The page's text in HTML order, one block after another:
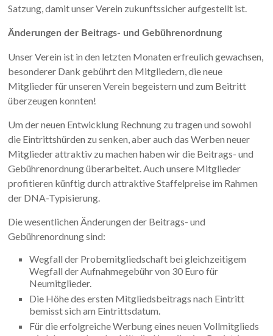
Satzung, damit unser Verein zukunftssicher aufgestellt ist.
Änderungen der Beitrags- und Gebührenordnung
Unser Verein ist in den letzten Monaten erfreulich gewachsen,
besonderer Dank gebührt den Mitgliedern, die neue
Mitglieder für unseren Verein begeistern und zum Beitritt
überzeugen konnten!
Um der neuen Entwicklung Rechnung zu tragen und sowohl
die Eintrittshürden zu senken, aber auch das Werben neuer
Mitglieder attraktiv zu machen haben wir die Beitrags- und
Gebührenordnung überarbeitet. Auch unsere Mitglieder
profitieren künftig durch attraktive Staffelpreise im Rahmen
der DNA-Typisierung.
Die wesentlichen Änderungen der Beitrags- und
Gebührenordnung sind:
Wegfall der Probemitgliedschaft bei gleichzeitigem
Wegfall der Aufnahmegebühr von 30 Euro für
Neumitglieder.
Die Höhe des ersten Mitgliedsbeitrags nach Eintritt
bemisst sich am Eintrittsdatum.
Für die erfolgreiche Werbung eines neuen Vollmitglieds